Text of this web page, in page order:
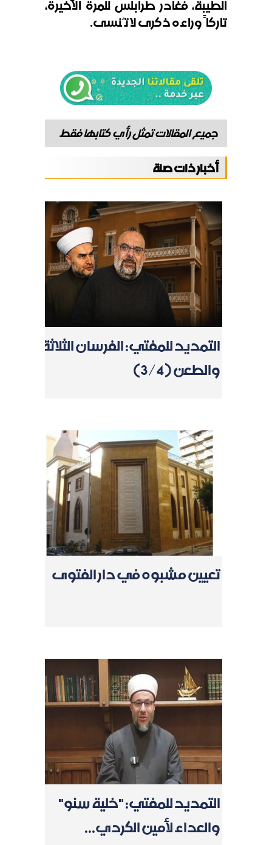
الطيبة، فغادر طرابلس للمرة الأخيرة،
تاركاً وراءه ذكرى لا تُنسى.
جميع المقالات تمثل رأي كتابها فقط
أخبار ذات صلة
التمديد للمفتي: الفرسان الثلاثة
والطعن (3/4)
تعيين مشبوه في دار الفتوى
التمديد للمفتي: "خلية سنو"
والعداء لأمين الكردي...